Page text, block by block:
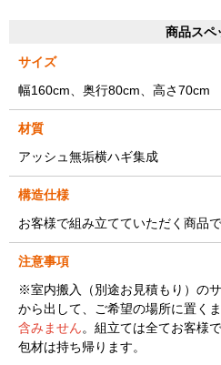
商品スペ
サイズ
幅160cm、奥行80cm、高さ70cm
材質
アッシュ無垢横ハギ集成
構造仕様
お客様で組み立てていただく商品
注意事項
※室内搬入（別途お見積もり）の
から出して、ご希望の場所に置く
含みません。組立ては全てお客様
包材は持ち帰ります。